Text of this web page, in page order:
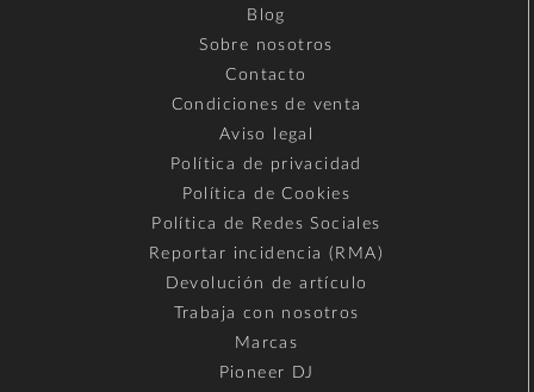
Blog
Sobre nosotros
Contacto
Condiciones de venta
Aviso legal
Política de privacidad
Política de Cookies
Política de Redes Sociales
Reportar incidencia (RMA)
Devolución de artículo
Trabaja con nosotros
Marcas
Pioneer DJ